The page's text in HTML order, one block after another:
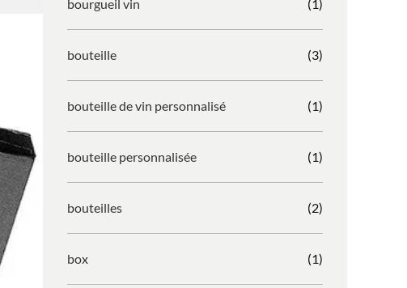
bourgueil vin (1)
bouteille (3)
bouteille de vin personnalisé (1)
bouteille personnalisée (1)
bouteilles (2)
box (1)